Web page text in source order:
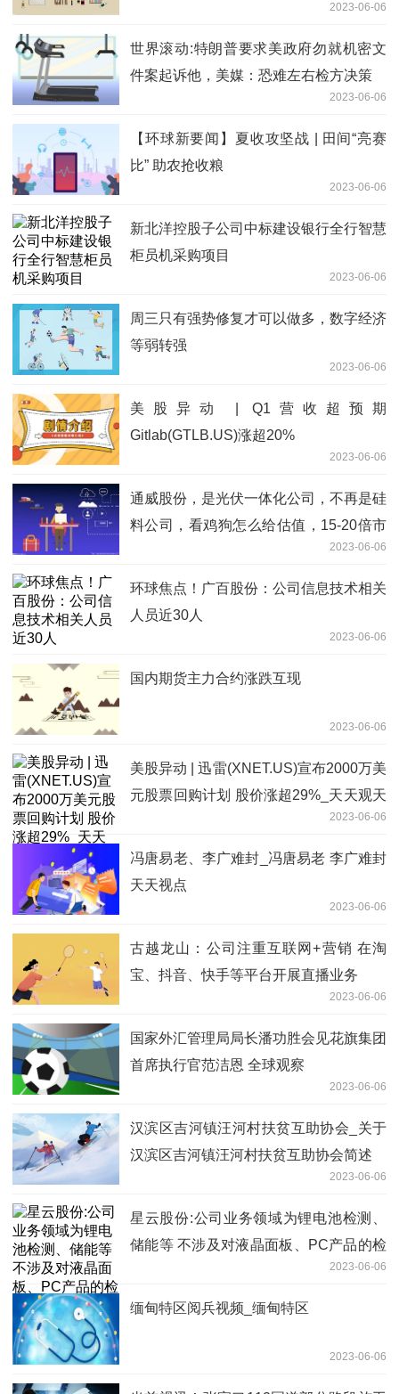
2023-06-06
世界滚动:特朗普要求美政府勿就机密文
件案起诉他，美媒：恐难左右检方决策
2023-06-06
【环球新要闻】夏收攻坚战 | 田间“亮赛
比” 助农抢收粮
2023-06-06
新北洋控股子公司中标建设银行全行智慧
柜员机采购项目
2023-06-06
周三只有强势修复才可以做多，数字经济
等弱转强
2023-06-06
美股异动 | Q1营收超预期
Gitlab(GTLB.US)涨超20%
2023-06-06
通威股份，是光伏一体化公司，不再是硅
料公司，看鸡狗怎么给估值，15-20倍市
2023-06-06
环球焦点！广百股份：公司信息技术相关
人员近30人
2023-06-06
国内期货主力合约涨跌互现
2023-06-06
美股异动 | 迅雷(XNET.US)宣布2000万美
元股票回购计划 股价涨超29%_天天观天
2023-06-06
冯唐易老、李广难封_冯唐易老 李广难封
天天视点
2023-06-06
古越龙山：公司注重互联网+营销 在淘
宝、抖音、快手等平台开展直播业务
2023-06-06
国家外汇管理局局长潘功胜会见花旗集团
首席执行官范洁恩 全球观察
2023-06-06
汉滨区吉河镇汪河村扶贫互助协会_关于
汉滨区吉河镇汪河村扶贫互助协会简述
2023-06-06
星云股份:公司业务领域为锂电池检测、
储能等 不涉及对液晶面板、PC产品的检
2023-06-06
缅甸特区阅兵视频_缅甸特区
2023-06-06